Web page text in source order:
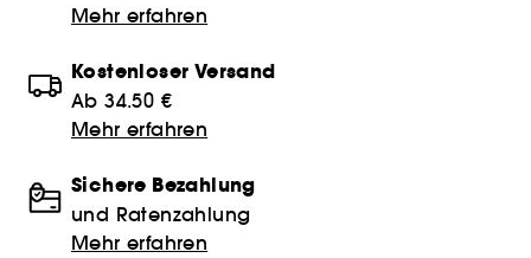
Mehr erfahren
Kostenloser Versand
Ab 34.50 €
Mehr erfahren
Sichere Bezahlung
und Ratenzahlung
Mehr erfahren